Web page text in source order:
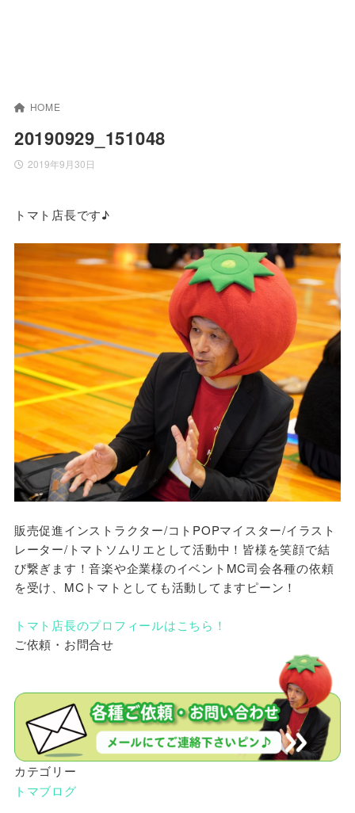
HOME
20190929_151048
2019年9月30日
トマト店長です♪
販売促進インストラクター/コトPOPマイスター/イラスト
レーター/トマトソムリエとして活動中！皆様を笑顔で結
び繋ぎます！音楽や企業様のイベントMC司会各種の依頼
を受け、MCトマトとしても活動してますピーン！
トマト店長のプロフィールはこちら！
ご依頼・お問合せ
カテゴリー
トマブログ